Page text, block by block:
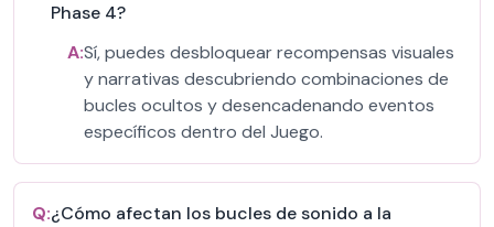
Phase 4?
A:Sí, puedes desbloquear recompensas visuales
y narrativas descubriendo combinaciones de
bucles ocultos y desencadenando eventos
específicos dentro del Juego.
Q:¿Cómo afectan los bucles de sonido a la